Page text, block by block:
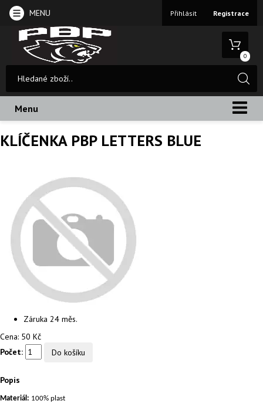
MENU Přihlásit Registrace
0
Menu
KLÍČENKA PBP LETTERS BLUE
Záruka 24 měs.
Cena: 50 Kč
Počet:
Popis
Materiál: 100% plast